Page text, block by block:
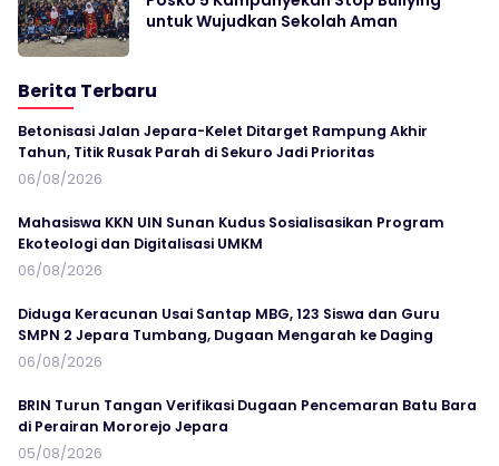
untuk Wujudkan Sekolah Aman
Berita Terbaru
Betonisasi Jalan Jepara-Kelet Ditarget Rampung Akhir
Tahun, Titik Rusak Parah di Sekuro Jadi Prioritas
06/08/2026
Mahasiswa KKN UIN Sunan Kudus Sosialisasikan Program
Ekoteologi dan Digitalisasi UMKM
06/08/2026
Diduga Keracunan Usai Santap MBG, 123 Siswa dan Guru
SMPN 2 Jepara Tumbang, Dugaan Mengarah ke Daging
06/08/2026
BRIN Turun Tangan Verifikasi Dugaan Pencemaran Batu Bara
di Perairan Mororejo Jepara
05/08/2026